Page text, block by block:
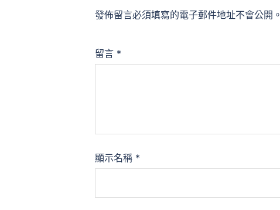
發佈留言必須填寫的電子郵件地址不會公開。
留言 *
顯示名稱 *